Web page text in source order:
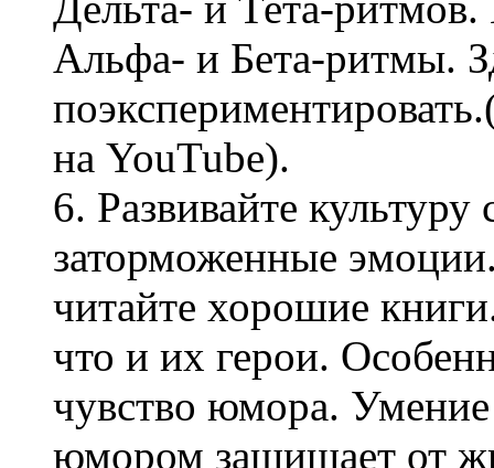
Альфа- и Бета-ритмы.
на YouTube).
6. Развивайте
заторможенные
читайте хорошие
что и их герои.
чувство юмора. Умение
юмором защищает от